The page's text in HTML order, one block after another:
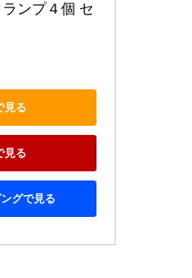
ンプ４個 セ
見る
見る
グで見る